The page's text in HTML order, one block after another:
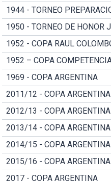
1944 - TORNEO
1950 - TORNEO DE HONOR
1952 - COPA RAUL
1952 – COPA
1969 - COPA ARGENTINA
2011/12 - COPA ARGENTINA
2012/13 - COPA ARGENTINA
2013/14 - COPA ARGENTINA
2014/15 - COPA ARGENTINA
2015/16 - COPA ARGENTINA
2017 - COPA ARGENTINA